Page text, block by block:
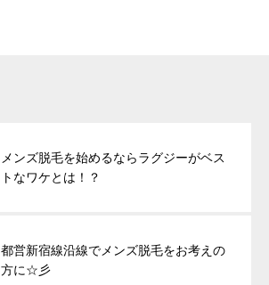
メンズ脱毛を始めるならラグジーがベス
トなワケとは！？
都営新宿線沿線でメンズ脱毛をお考えの
方に☆彡